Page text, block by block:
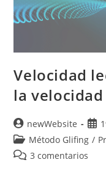
Velocidad
la
newWebsite
Método Glifing /
3 comentarios